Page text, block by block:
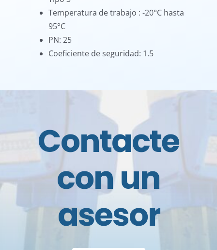
Temperatura de trabajo : -20°C hasta
95°C
PN: 25
Coeficiente de seguridad: 1.5
Contacte
con un
asesor